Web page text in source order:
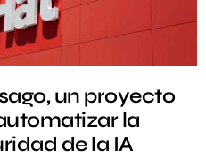
un proyecto
la
de la IA